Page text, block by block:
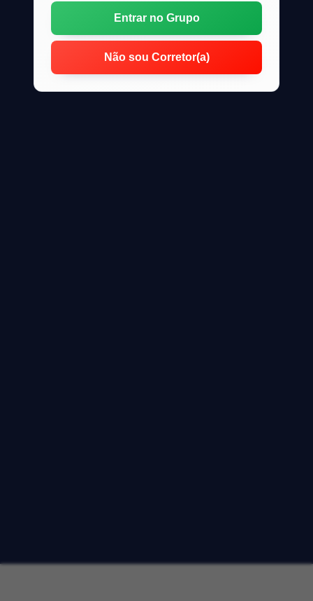
Entrar no Grupo
Não sou Corretor(a)